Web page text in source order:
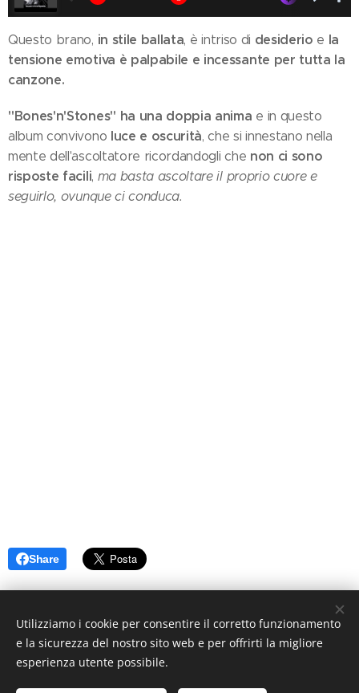
Questo brano, in stile ballata, è intriso di desiderio e la
tensione emotiva è palpabile e incessante per tutta la
canzone.
"Bones'n'Stones" ha una doppia anima e in questo
album convivono luce e oscurità, che si innestano nella
mente dell'ascoltatore ricordandogli che non ci sono
risposte facili, ma basta ascoltare il proprio cuore e
seguirlo, ovunque ci conduca.
Share
© 2019 www.artistionline.tv
Email: info@artistionline.tv Tel.3925001708 P.IVA 02838250351
Utilizziamo i cookie per consentire il corretto funzionamento
e la sicurezza del nostro sito web e per offrirti la migliore
esperienza utente possibile.